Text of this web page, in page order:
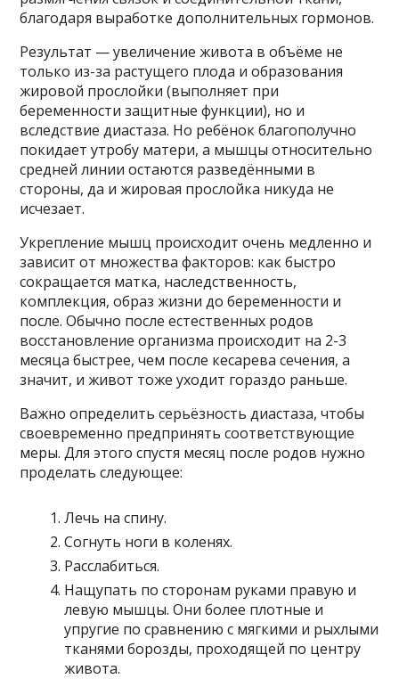
благодаря выработке дополнительных гормонов.
Результат — увеличение живота в объёме не
только из-за растущего плода и образования
жировой прослойки (выполняет при
беременности защитные функции), но и
вследствие диастаза. Но ребёнок благополучно
покидает утробу матери, а мышцы относительно
средней линии остаются разведёнными в
стороны, да и жировая прослойка никуда не
исчезает.
Укрепление мышц происходит очень медленно и
зависит от множества факторов: как быстро
сокращается матка, наследственность,
комплекция, образ жизни до беременности и
после. Обычно после естественных родов
восстановление организма происходит на 2-3
месяца быстрее, чем после кесарева сечения, а
значит, и живот тоже уходит гораздо раньше.
Важно определить серьёзность диастаза, чтобы
своевременно предпринять соответствующие
меры. Для этого спустя месяц после родов нужно
проделать следующее:
Лечь на спину.
Согнуть ноги в коленях.
Расслабиться.
Нащупать по сторонам руками правую и
левую мышцы. Они более плотные и
упругие по сравнению с мягкими и рыхлыми
тканями борозды, проходящей по центру
живота.